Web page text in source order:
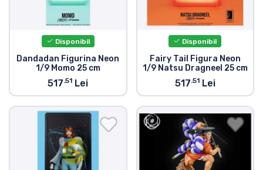
Disponibil
Dandadan Figurina Neon
1/9 Momo 25 cm
517.51 Lei
Disponibil
Fairy Tail Figura Neon
1/9 Natsu Dragneel 25 cm
517.51Lei